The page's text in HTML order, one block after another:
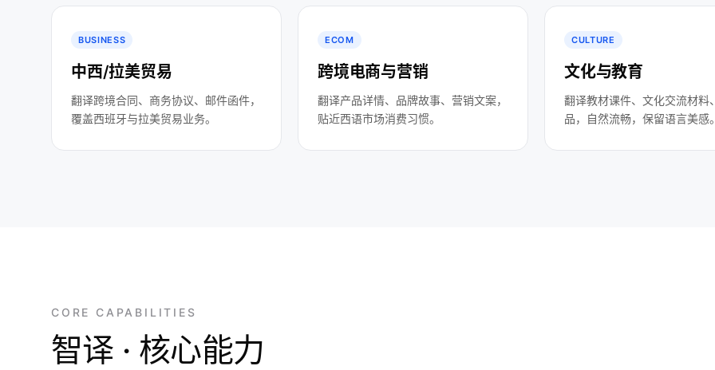
BUSINESS
中西/拉美贸易
翻译跨境合同、商务协议、邮件函件，
覆盖西班牙与拉美贸易业务。
ECOM
跨境电商与营销
翻译产品详情、品牌故事、营销文案，
贴近西语市场消费习惯。
CULTURE
文化与教育
翻译教材课件、文化交流材料
品，自然流畅，保留语言美感
CORE CAPABILITIES
智译 · 核心能力